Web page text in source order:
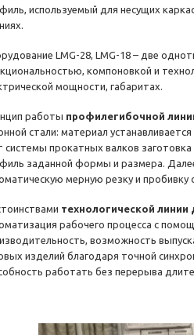
используемый для несущих
LMG-28, LMG-18 – две
компоновкой и
мощности, габаритах.
работы профилегибочной
стали: материал
системы прокатных валков
заданной формы и размера.
мерную резку и пробивку
технологической
рабочего процесса с
возможность
изделий благодаря точной
работать без перерыва